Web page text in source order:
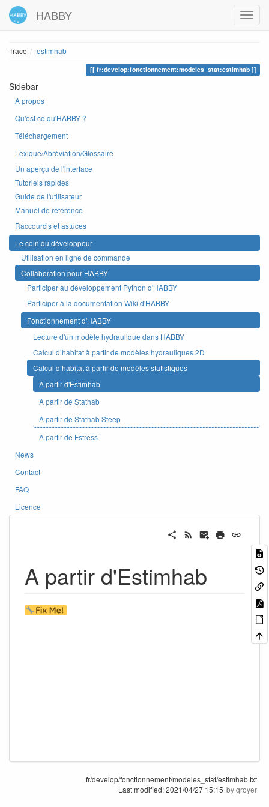
HABBY
Trace estimhab
fr:develop:fonctionnement:modeles_stat:estimhab
Sidebar
A propos
Qu'est ce qu'HABBY ?
Téléchargement
Lexique/Abréviation/Glossaire
Un aperçu de l'interface
Tutoriels rapides
Guide de l'utilisateur
Manuel de référence
Raccourcis et astuces
Le coin du développeur
Utilisation en ligne de commande
Collaboration pour HABBY
Participer au développement Python d'HABBY
Participer à la documentation Wiki d'HABBY
Fonctionnement d'HABBY
Lecture d'un modèle hydraulique dans HABBY
Calcul d’habitat à partir de modèles hydrauliques 2D
Calcul d’habitat à partir de modèles statistiques
A partir d'Estimhab
A partir de Stathab
A partir de Stathab Steep
A partir de Fstress
News
Contact
FAQ
Licence
A partir d'Estimhab
fr/develop/fonctionnement/modeles_stat/estimhab.txt
Last modified:2021/04/27 15:15 byqroyer